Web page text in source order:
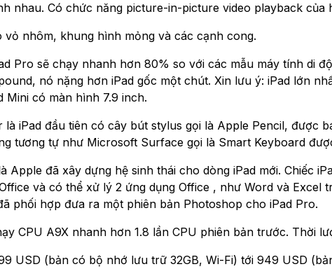
nhau. Có chức năng picture-in-picture video playback của
vỏ nhôm, khung hình mỏng và các cạnh cong.
Pro sẽ chạy nhanh hơn 80% so với các mẫu máy tính di
nó nặng hơn iPad gốc một chút. Xin lưu ý: iPad lớn
Mini có màn hình 7.9 inch.
là iPad đầu tiên có cây bút stylus gọi là Apple Pencil, được
tương tự như Microsoft Surface gọi là Smart Keyboard
Apple đã xây dựng hệ sinh thái cho dòng iPad mới. Chiếc
và có thể xử lý 2 ứng dụng Office , như Word và Excel
phối hợp đưa ra một phiên bản Photoshop cho iPad Pro.
CPU A9X nhanh hơn 1.8 lần CPU phiên bản trước. Thời
USD (bản có bộ nhớ lưu trữ 32GB, Wi-Fi) tới 949 USD